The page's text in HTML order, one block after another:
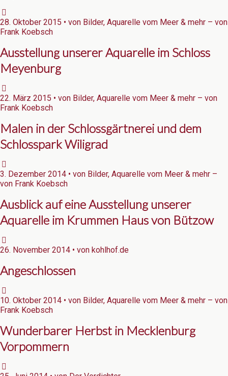
28. Oktober 2015 • von Bilder, Aquarelle vom Meer & mehr – von
Frank Koebsch
Ausstellung unserer Aquarelle im Schloss
Meyenburg
22. März 2015 • von Bilder, Aquarelle vom Meer & mehr – von
Frank Koebsch
Malen in der Schlossgärtnerei und dem
Schlosspark Wiligrad
3. Dezember 2014 • von Bilder, Aquarelle vom Meer & mehr –
von Frank Koebsch
Ausblick auf eine Ausstellung unserer
Aquarelle im Krummen Haus von Bützow
26. November 2014 • von kohlhof.de
Angeschlossen
10. Oktober 2014 • von Bilder, Aquarelle vom Meer & mehr – von
Frank Koebsch
Wunderbarer Herbst in Mecklenburg
Vorpommern